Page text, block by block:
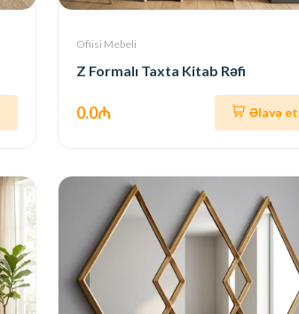
Ofiisi Mebeli
Z Formalı Taxta Kitab Rəfi
0.0₼ Əlavə et